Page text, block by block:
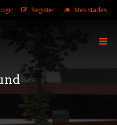
Register Mes stades